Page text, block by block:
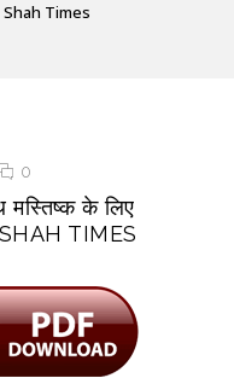
Shah Times
0
मस्तिष्क के लिए
TIMES